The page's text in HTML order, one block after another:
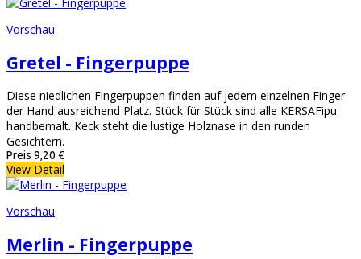
Vorschau
Gretel - Fingerpuppe
Diese niedlichen Fingerpuppen finden auf jedem einzelnen Finger
der Hand ausreichend Platz. Stück für Stück sind alle KERSAFipu
handbemalt. Keck steht die lustige Holznase in den runden
Gesichtern.
Preis 9,20 €
View Detail
Vorschau
Merlin - Fingerpuppe